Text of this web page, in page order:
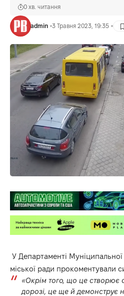
admin 3 Травня 2023, 19:35
0 хв. читання
У Департаменті Муніципальної
міської ради прокоментували
«Окрім того, що це створює
дорозі, це ще й демонструє